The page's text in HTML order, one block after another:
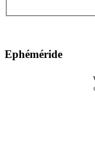
Ephéméride